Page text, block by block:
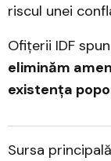
riscul unei
Ofițerii IDF
eliminăm
existența
Sursa